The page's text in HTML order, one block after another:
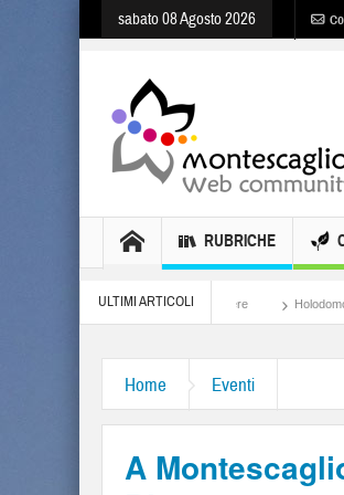
sabato 08 Agosto 2026
RUBRICHE
ULTIMI ARTICOLI
Meloni, il lamento al potere Holodomor, lo sterminio per
Home Eventi
A